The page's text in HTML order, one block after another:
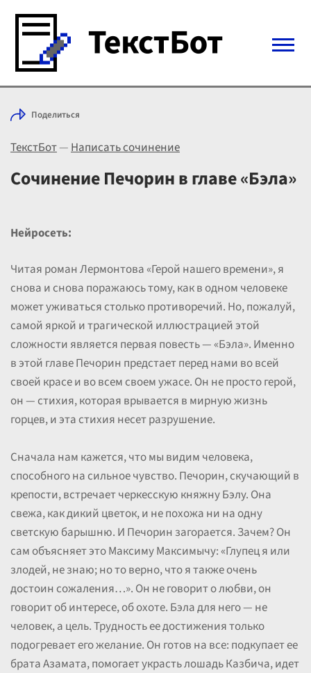
Войти с Telegram
Выбрать режим
Цены
Поделиться
ТекстБот—Написать сочинение
Сочинение Печорин в главе «Бэла»
Нейросеть:
Читая роман Лермонтова «Герой нашего времени», я
снова и снова поражаюсь тому, как в одном человеке
может уживаться столько противоречий. Но, пожалуй,
самой яркой и трагической иллюстрацией этой
сложности является первая повесть — «Бэла». Именно
в этой главе Печорин предстает перед нами во всей
своей красе и во всем своем ужасе. Он не просто герой,
он — стихия, которая врывается в мирную жизнь
горцев, и эта стихия несет разрушение.
Сначала нам кажется, что мы видим человека,
способного на сильное чувство. Печорин, скучающий в
крепости, встречает черкесскую княжну Бэлу. Она
свежа, как дикий цветок, и не похожа ни на одну
светскую барышню. И Печорин загорается. Зачем? Он
сам объясняет это Максиму Максимычу: «Глупец я или
злодей, не знаю; но то верно, что я также очень
достоин сожаления…». Он не говорит о любви, он
говорит об интересе, об охоте. Бэла для него — не
человек, а цель. Трудность ее достижения только
подогревает его желание. Он готов на все: подкупает ее
брата Азамата, помогает украсть лошадь Казбича, идет